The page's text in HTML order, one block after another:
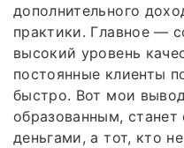
дополнительного
практики. Главное —
высокий уровень
постоянные клиенты
быстро. Вот мои
образованным,
деньгами, а тот, кто